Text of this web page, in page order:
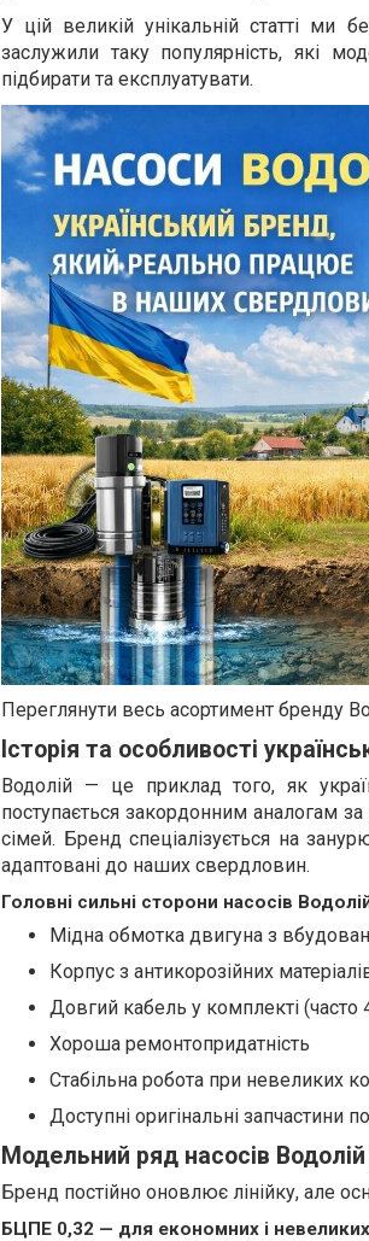
У цій великій унікальній статті ми
заслужили таку популярність, які
підбирати та експлуатувати.
Переглянути весь асортимент бренду
Історія та особливості
Водолій — це приклад того, як
поступається закордонним аналогам
сімей. Бренд спеціалізується на
адаптовані до наших свердловин.
Головні сильні сторони насосів
Мідна обмотка двигуна з
Корпус з антикорозійних
Довгий кабель у комплекті (часто
Хороша ремонтопридатність
Стабільна робота при невеликих
Доступні оригінальні запчастини
Модельний ряд насосів Водолій
Бренд постійно оновлює лінійку, але
БЦПЕ 0,32 — для економних і